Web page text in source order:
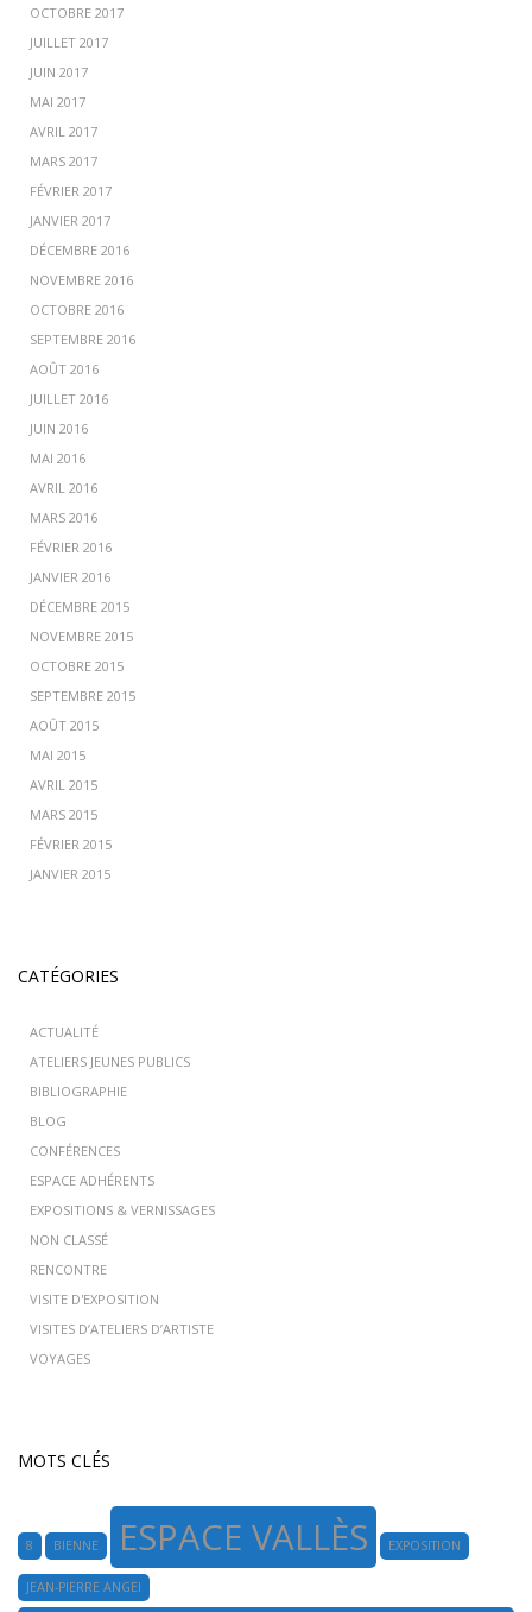
OCTOBRE 2017
JUILLET 2017
JUIN 2017
MAI 2017
AVRIL 2017
MARS 2017
FÉVRIER 2017
JANVIER 2017
DÉCEMBRE 2016
NOVEMBRE 2016
OCTOBRE 2016
SEPTEMBRE 2016
AOÛT 2016
JUILLET 2016
JUIN 2016
MAI 2016
AVRIL 2016
MARS 2016
FÉVRIER 2016
JANVIER 2016
DÉCEMBRE 2015
NOVEMBRE 2015
OCTOBRE 2015
SEPTEMBRE 2015
AOÛT 2015
MAI 2015
AVRIL 2015
MARS 2015
FÉVRIER 2015
JANVIER 2015
CATÉGORIES
ACTUALITÉ
ATELIERS JEUNES PUBLICS
BIBLIOGRAPHIE
BLOG
CONFÉRENCES
ESPACE ADHÉRENTS
EXPOSITIONS & VERNISSAGES
NON CLASSÉ
RENCONTRE
VISITE D'EXPOSITION
VISITES D’ATELIERS D’ARTISTE
VOYAGES
MOTS CLÉS
8 BIENNE ESPACE VALLÈS EXPOSITION
JEAN-PIERRE ANGEI